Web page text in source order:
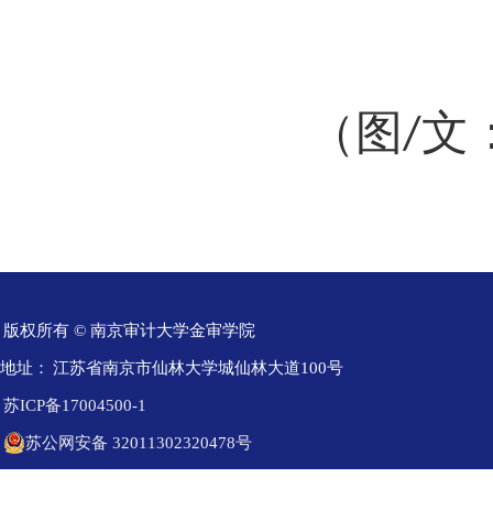
（图 /文
版权所有 © 南京审计大学金审学院
地址： 江苏省南京市仙林大学城仙林大道100号
苏ICP备17004500-1
苏公网安备 32011302320478号